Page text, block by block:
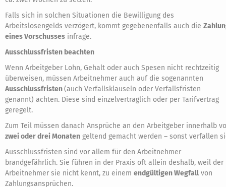
Falls sich in solchen Situationen die Bewilligung des
Arbeitslosengelds verzögert, kommt gegebenenfalls auch die
eines Vorschusses infrage.
Ausschlussfristen beachten
Wenn Arbeitgeber Lohn, Gehalt oder auch Spesen nicht rechtzeitig
überweisen, müssen Arbeitnehmer auch auf die sogenannten
Ausschlussfristen(auch Verfallsklauseln oder Verfallsfristen
genannt) achten. Diese sind einzelvertraglich oder per Tarifvertrag
geregelt.
Zum Teil müssen danach Ansprüche an den Arbeitgeber innerhalb
zwei oder drei Monaten geltend gemacht werden – sonst verfallen
Ausschlussfristen sind vor allem für den Arbeitnehmer
brandgefährlich. Sie führen in der Praxis oft allein deshalb, weil der
Arbeitnehmer sie nicht kennt, zu einem endgültigen Wegfall von
Zahlungsansprüchen.